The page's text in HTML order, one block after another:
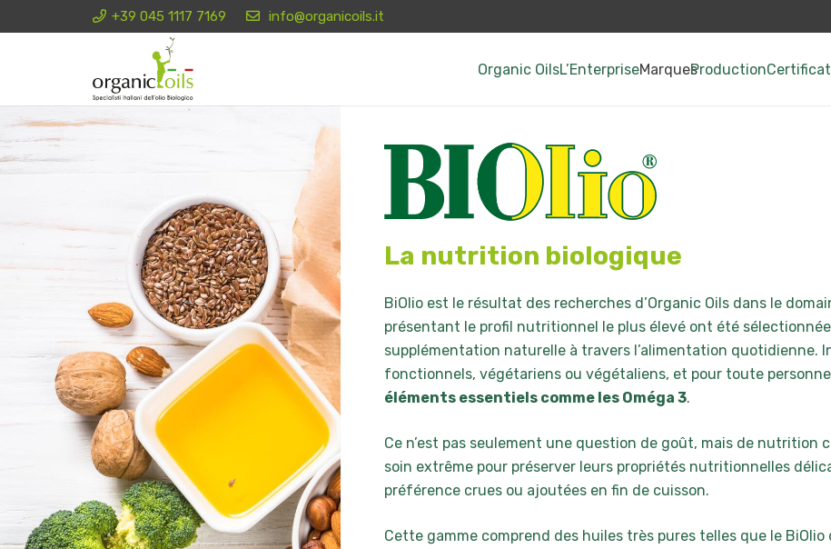
+39 045 1117 7169 info@organicoils.it
Organic OilsL’EnterpriseMarquesProduction
La nutrition biologique
BiOlio est le résultat des recherches d’Organic Oils dans le
présentant le profil nutritionnel le plus élevé ont été
supplémentation naturelle à travers l’alimentation quotidienne.
fonctionnels, végétariens ou végétaliens, et pour toute
éléments essentiels comme les Oméga 3.
Ce n’est pas seulement une question de goût, mais de nutrition
soin extrême pour préserver leurs propriétés nutritionnelles
préférence crues ou ajoutées en fin de cuisson.
Cette gamme comprend des huiles très pures telles que le